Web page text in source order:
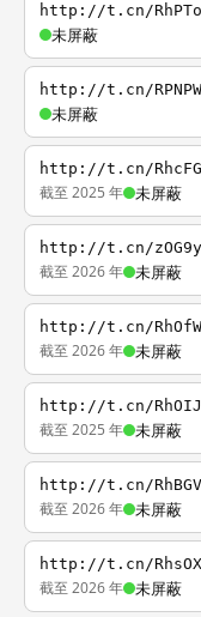
http://t.cn/
未屏蔽
http://t.cn/
未屏蔽
http://t.cn/
截至 2025 年 未屏蔽
http://t.cn/
截至 2026 年 未屏蔽
http://t.cn/
截至 2026 年 未屏蔽
http://t.cn/
截至 2025 年 未屏蔽
http://t.cn/
截至 2026 年 未屏蔽
http://t.cn/
截至 2026 年 未屏蔽